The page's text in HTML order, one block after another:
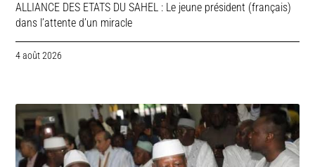
ALLIANCE DES ETATS DU SAHEL : Le jeune président (français)
dans l’attente d’un miracle
4 août 2026